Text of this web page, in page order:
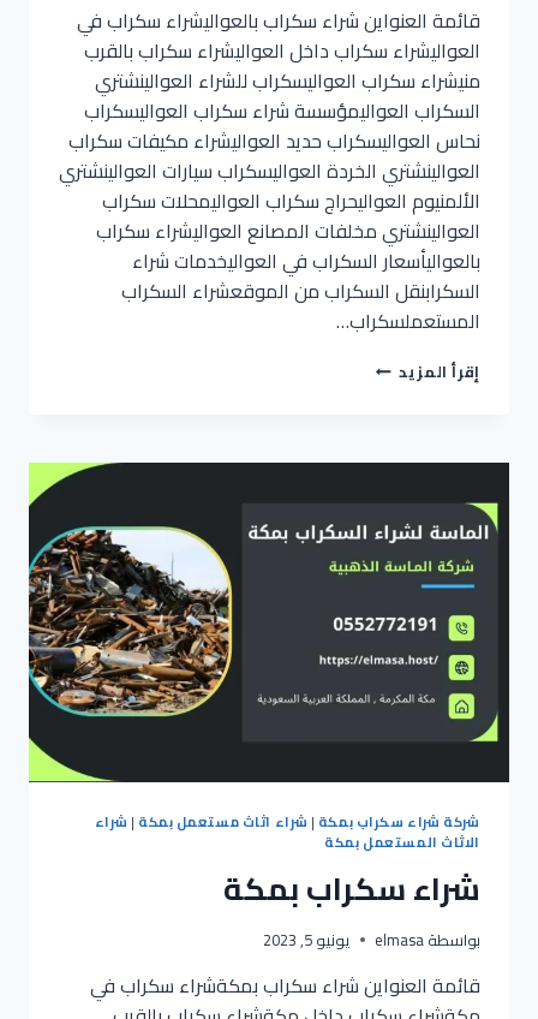
قائمة العنواين شراء سكراب بالعواليشراء سكراب في
العواليشراء سكراب داخل العواليشراء سكراب بالقرب
منيشراء سكراب العواليسكراب للشراء العوالينشتري
السكراب العواليمؤسسة شراء سكراب العواليسكراب
نحاس العواليسكراب حديد العواليشراء مكيفات سكراب
العوالينشتري الخردة العواليسكراب سيارات العوالينشتري
الألمنيوم العواليحراج سكراب العواليمحلات سكراب
العوالينشتري مخلفات المصانع العواليشراء سكراب
بالعواليأسعار السكراب في العواليخدمات شراء
السكرابنقل السكراب من الموقعشراء السكراب
المستعملسكراب…
إقرأ المزيد شراء
شركة شراء سكراب بمكة | شراء اثاث مستعمل بمكة | شراء
الاثاث المستعمل بمكة
شراء سكراب بمكة
بواسطةelmasa يونيو 5, 2023
قائمة العنواين شراء سكراب بمكةشراء سكراب في